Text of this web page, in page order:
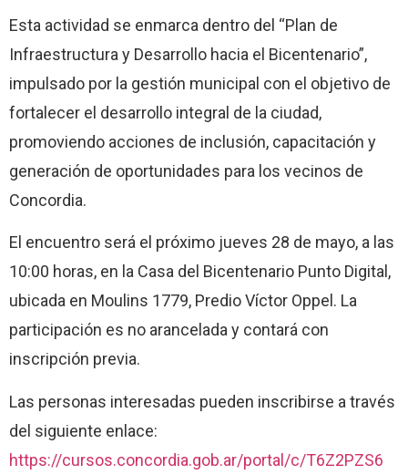
Esta actividad se enmarca dentro del “Plan de
Infraestructura y Desarrollo hacia el Bicentenario”,
impulsado por la gestión municipal con el objetivo de
fortalecer el desarrollo integral de la ciudad,
promoviendo acciones de inclusión, capacitación y
generación de oportunidades para los vecinos de
Concordia.
El encuentro será el próximo jueves 28 de mayo, a las
10:00 horas, en la Casa del Bicentenario Punto Digital,
ubicada en Moulins 1779, Predio Víctor Oppel. La
participación es no arancelada y contará con
inscripción previa.
Las personas interesadas pueden inscribirse a través
del siguiente enlace:
https://cursos.concordia.gob.ar/portal/c/T6Z2PZS6